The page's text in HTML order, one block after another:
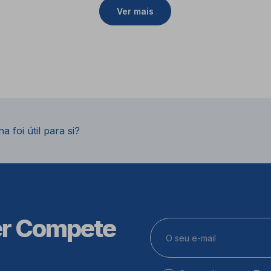
Ver mais
foi útil para si?
Compete